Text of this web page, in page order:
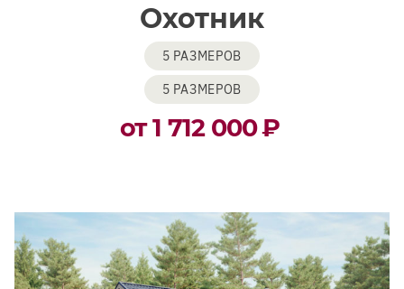
Охотник
5 РАЗМЕРОВ
5 РАЗМЕРОВ
от 1 712 000₽